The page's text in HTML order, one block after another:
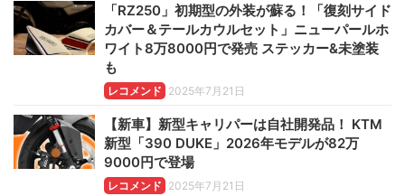
「RZ250」初期型の外装が蘇る！「復刻サイド
カバー＆テールカウルセット」ニューパールホ
ワイト8万8000円で発売 ステッカー&未塗装
も
レコメンド 2025年7月21日
【新車】新型キャリパーは自社開発品！ KTM
新型「390 DUKE」2026年モデルが82万
9000円で登場
レコメンド 2025年7月21日